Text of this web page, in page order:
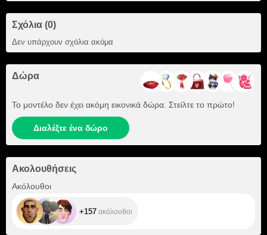
Σχόλια (0)
Δεν υπάρχουν σχόλια ακόμα
Δώρα
Το μοντέλο δεν έχει ακόμη εικονικά δώρα. Στείλτε το πρώτο!
Διαλέξτε ένα δώρο
Ακολουθήσεις
Ακόλουθοι
+157 ακόλουθοι